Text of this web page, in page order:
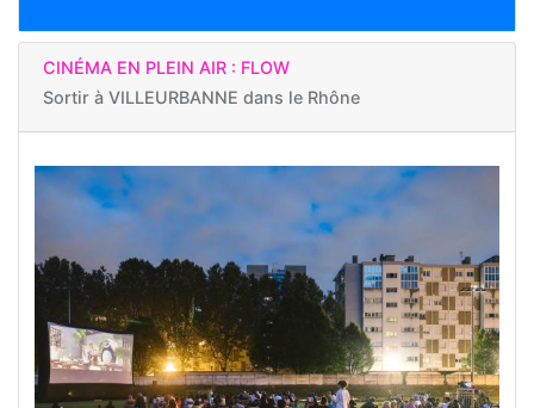
CINÉMA EN PLEIN AIR : FLOW
Sortir à VILLEURBANNE dans le Rhône